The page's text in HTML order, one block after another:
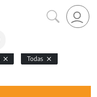
Todas